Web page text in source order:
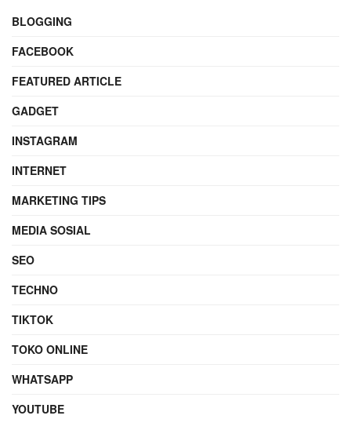
BLOGGING
FACEBOOK
FEATURED ARTICLE
GADGET
INSTAGRAM
INTERNET
MARKETING TIPS
MEDIA SOSIAL
SEO
TECHNO
TIKTOK
TOKO ONLINE
WHATSAPP
YOUTUBE